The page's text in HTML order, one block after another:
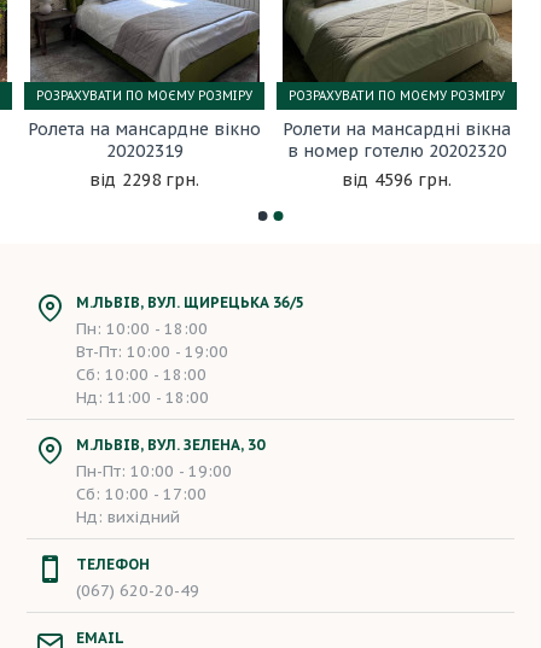
Ролета на мансардне вікно
20202319
2298 грн.
РОЗРАХУВАТИ ПО МОЄМУ РОЗМІРУ
Ролети на мансардні вікна
в номер готелю 20202320
4596 грн.
РОЗРАХУВАТИ ПО МОЄМУ РОЗМІРУ
М.ЛЬВІВ, ВУЛ. ЩИРЕЦЬКА 36/5
Пн: 10:00 - 18:00
Вт-Пт: 10:00 - 19:00
Сб: 10:00 - 18:00
Нд: 11:00 - 18:00
М.ЛЬВІВ, ВУЛ. ЗЕЛЕНА, 30
Пн-Пт: 10:00 - 19:00
Сб: 10:00 - 17:00
Нд: вихідний
ТЕЛЕФОН
(067) 620-20-49
EMAIL